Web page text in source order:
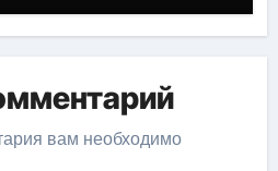
вам необходимо